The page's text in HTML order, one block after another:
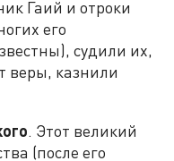
Гаий и отроки
его
судили их,
веры, казнили
. Этот великий
(после его